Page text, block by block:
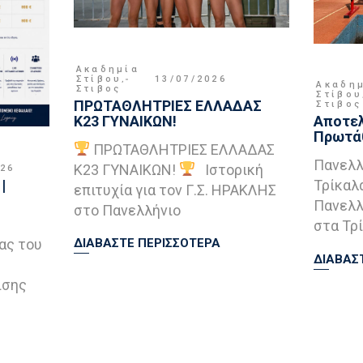
του
Ακαδημία
Στίβου ,
Στιβος
13/07/2026
ΠΡΩΤΑΘΛΗΤΡΙΕΣ ΕΛΛΑΔΑΣ
Κ23 ΓΥΝΑΙΚΩΝ!
ΠΡΩΤΑΘΛΗΤΡΙΕΣ ΕΛΛΑΔΑΣ
Κ23 ΓΥΝΑΙΚΩΝ!
Ιστορική
επιτυχία για τον Γ.Σ. ΗΡΑΚΛΗΣ
στο Πανελλήνιο
ΔΙΑΒΑΣΤΕ ΠΕΡΙΣΣΟΤΕΡΑ
Στίβου
Στιβος
στα